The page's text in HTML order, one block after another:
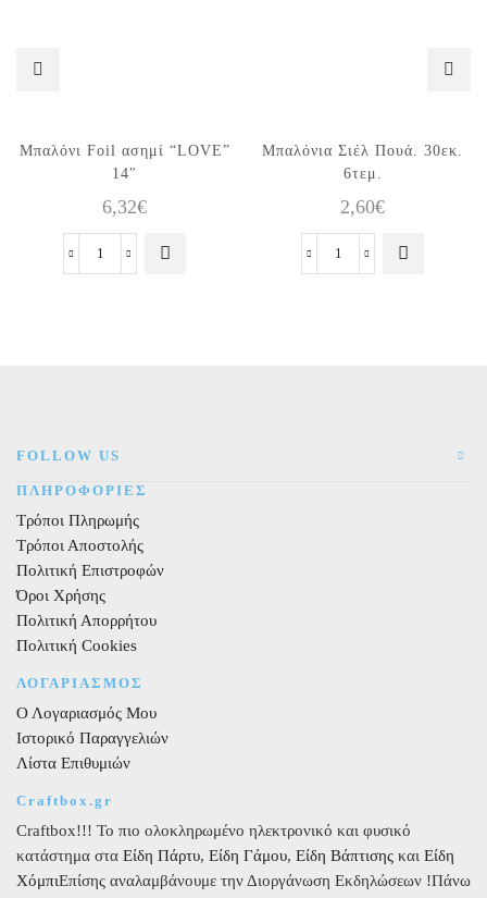
Μπαλόνι Foil ασημί “LOVE”
14″
6,32€
Μπαλόνια Σιέλ Πουά. 30εκ.
6τεμ.
2,60€
FOLLOW US
ΠΛΗΡΟΦΟΡΙΕΣ
Τρόποι Πληρωμής
Τρόποι Αποστολής
Πολιτική Επιστροφών
Όροι Χρήσης
Πολιτική Απορρήτου
Πολιτική Cookies
ΛΟΓΑΡΙΑΣΜΟΣ
Ο Λογαριασμός Μου
Ιστορικό Παραγγελιών
Λίστα Επιθυμιών
Craftbox.gr
Craftbox!!! Το πιο ολοκληρωμένο ηλεκτρονικό και φυσικό
κατάστημα στα Είδη Πάρτυ, Είδη Γάμου, Είδη Βάπτισης και Είδη
ΧόμπιΕπίσης αναλαμβάνουμε την Διοργάνωση Εκδηλώσεων !Πάνω